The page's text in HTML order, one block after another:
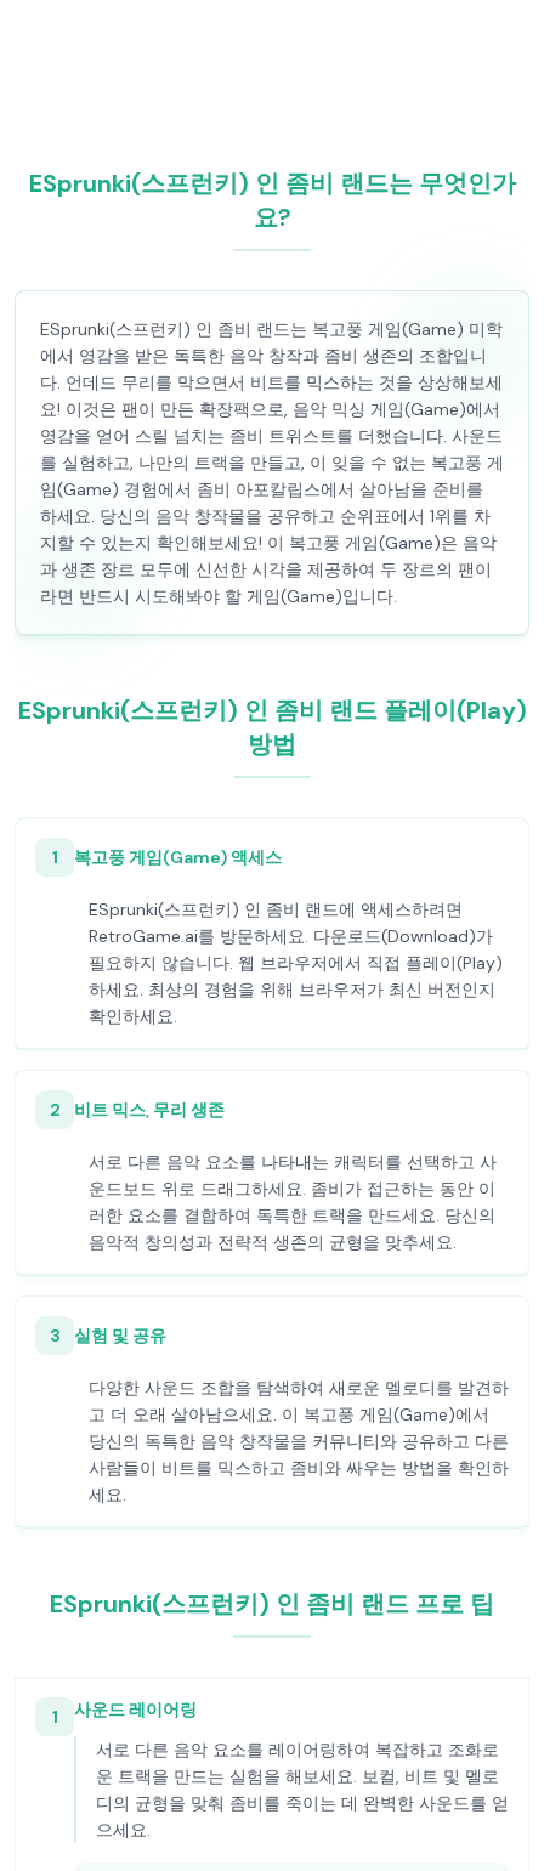
ESprunki(스프런키) 인 좀비 랜드는 무엇인가
요?
ESprunki(스프런키) 인 좀비 랜드는 복고풍 게임(Game) 미학
에서 영감을 받은 독특한 음악 창작과 좀비 생존의 조합입니
다. 언데드 무리를 막으면서 비트를 믹스하는 것을 상상해보세
요! 이것은 팬이 만든 확장팩으로, 음악 믹싱 게임(Game)에서
영감을 얻어 스릴 넘치는 좀비 트위스트를 더했습니다. 사운드
를 실험하고, 나만의 트랙을 만들고, 이 잊을 수 없는 복고풍 게
임(Game) 경험에서 좀비 아포칼립스에서 살아남을 준비를
하세요. 당신의 음악 창작물을 공유하고 순위표에서 1위를 차
지할 수 있는지 확인해보세요! 이 복고풍 게임(Game)은 음악
과 생존 장르 모두에 신선한 시각을 제공하여 두 장르의 팬이
라면 반드시 시도해봐야 할 게임(Game)입니다.
ESprunki(스프런키) 인 좀비 랜드 플레이(Play)
방법
1 복고풍 게임(Game) 액세스
ESprunki(스프런키) 인 좀비 랜드에 액세스하려면
RetroGame.ai를 방문하세요. 다운로드(Download)가
필요하지 않습니다. 웹 브라우저에서 직접 플레이(Play)
하세요. 최상의 경험을 위해 브라우저가 최신 버전인지
확인하세요.
2 비트 믹스, 무리 생존
서로 다른 음악 요소를 나타내는 캐릭터를 선택하고 사
운드보드 위로 드래그하세요. 좀비가 접근하는 동안 이
러한 요소를 결합하여 독특한 트랙을 만드세요. 당신의
음악적 창의성과 전략적 생존의 균형을 맞추세요.
3 실험 및 공유
다양한 사운드 조합을 탐색하여 새로운 멜로디를 발견하
고 더 오래 살아남으세요. 이 복고풍 게임(Game)에서
당신의 독특한 음악 창작물을 커뮤니티와 공유하고 다른
사람들이 비트를 믹스하고 좀비와 싸우는 방법을 확인하
세요.
ESprunki(스프런키) 인 좀비 랜드 프로 팁
1
사운드 레이어링
서로 다른 음악 요소를 레이어링하여 복잡하고 조화로
운 트랙을 만드는 실험을 해보세요. 보컬, 비트 및 멜로
디의 균형을 맞춰 좀비를 죽이는 데 완벽한 사운드를 얻
으세요.